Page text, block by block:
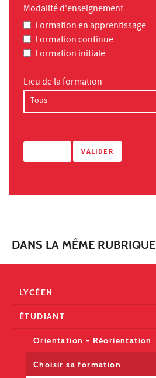
Modalité d'enseignement
Formation en apprentissage
Formation continue
Formation initiale
Lieu de la formation
DANS LA MÊME RUBRIQUE
LYCÉEN
ÉTUDIANT
Orientation - Réorientation
Choisir sa formation